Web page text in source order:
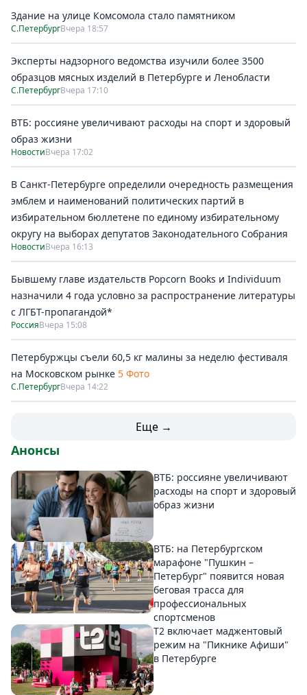
Здание на улице Комсомола стало памятником
С.ПетербургВчера 18:57
Эксперты надзорного ведомства изучили более 3500
образцов мясных изделий в Петербурге и Ленобласти
С.ПетербургВчера 17:10
ВТБ: россияне увеличивают расходы на спорт и здоровый
образ жизни
НовостиВчера 17:02
В Санкт-Петербурге определили очередность размещения
эмблем и наименований политических партий в
избирательном бюллетене по единому избирательному
округу на выборах депутатов Законодательного Собрания
НовостиВчера 16:13
Бывшему главе издательств Popcorn Books и Individuum
назначили 4 года условно за распространение литературы
с ЛГБТ-пропагандой*
РоссияВчера 15:08
Петербуржцы съели 60,5 кг малины за неделю фестиваля
на Московском рынке 5 Фото
С.ПетербургВчера 14:22
Еще →
Анонсы
ВТБ: россияне увеличивают
расходы на спорт и здоровый
образ жизни
ВТБ: на Петербургском
марафоне "Пушкин –
Петербург" появится новая
беговая трасса для
профессиональных
спортсменов
Т2 включает маджентовый
режим на "Пикнике Афиши"
в Петербурге